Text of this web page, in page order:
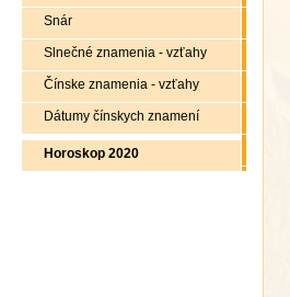
Snár
Slnečné znamenia - vzťahy
Čínske znamenia - vzťahy
Dátumy čínskych znamení
Horoskop 2020